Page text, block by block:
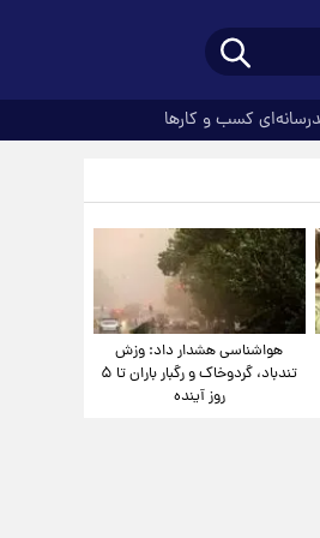
کسب و کارها
هواشناسی هشدار داد: وزش
تندباد، گردوخاک و رگبار باران تا ۵
روز آینده